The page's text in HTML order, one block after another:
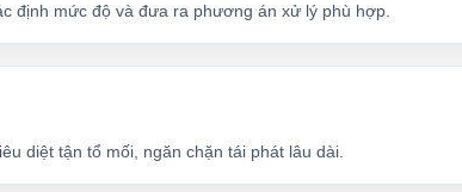
định mức độ và đưa ra phương án xử lý phù hợp.
diệt tận tổ mối, ngăn chặn tái phát lâu dài.